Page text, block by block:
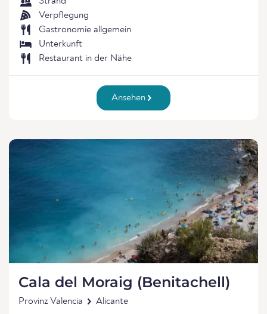
Verpflegung
Gastronomie allgemein
Unterkunft
Restaurant in der Nähe
Ansehen
Cala del Moraig (Benitachell)
Provinz Valencia Alicante